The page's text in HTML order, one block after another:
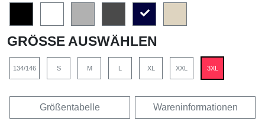
GRÖSSE AUSWÄHLEN
134/146 S M L XL XXL 3XL
Größentabelle Wareninformationen